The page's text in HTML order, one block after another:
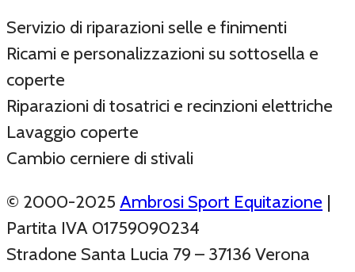
Servizio di riparazioni selle e finimenti
Ricami e personalizzazioni su sottosella e
coperte
Riparazioni di tosatrici e recinzioni elettriche
Lavaggio coperte
Cambio cerniere di stivali
© 2000-2025 Ambrosi Sport Equitazione |
Partita IVA 01759090234
Stradone Santa Lucia 79 – 37136 Verona